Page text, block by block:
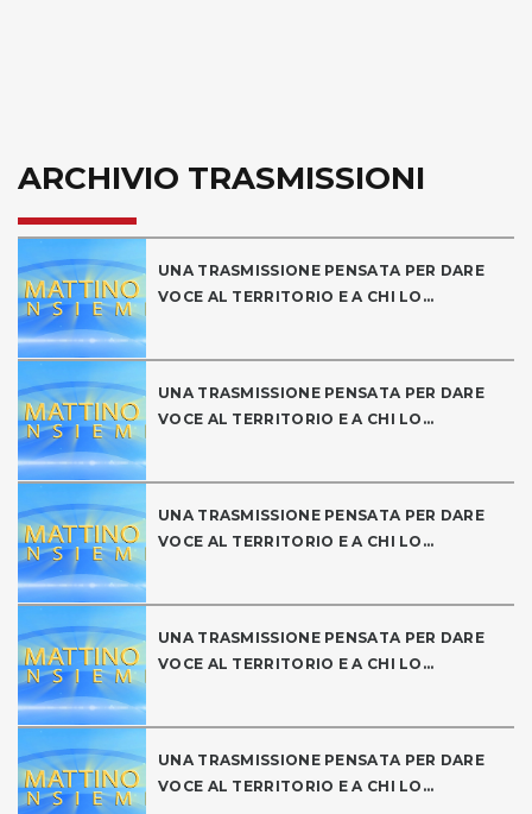
ARCHIVIO TRASMISSIONI
UNA TRASMISSIONE PENSATA PER DARE
VOCE AL TERRITORIO E A CHI LO...
UNA TRASMISSIONE PENSATA PER DARE
VOCE AL TERRITORIO E A CHI LO...
UNA TRASMISSIONE PENSATA PER DARE
VOCE AL TERRITORIO E A CHI LO...
UNA TRASMISSIONE PENSATA PER DARE
VOCE AL TERRITORIO E A CHI LO...
UNA TRASMISSIONE PENSATA PER DARE
VOCE AL TERRITORIO E A CHI LO...